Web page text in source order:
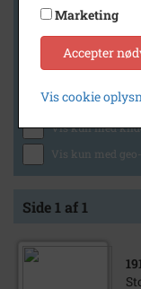
Generelt
Vis kun med
Vis kun med
Vis kun med
Vis kun med
Side 1 af 1
Marketing
Accepter
Vis cookie